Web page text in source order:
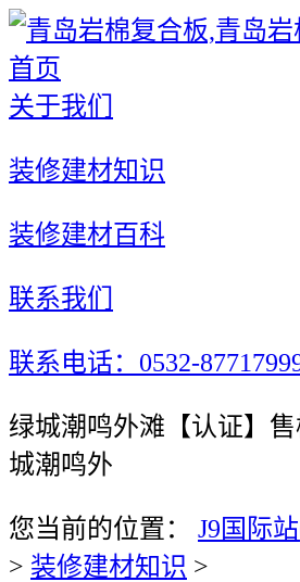
首页
关于我们
装修建材知识
装修建材百科
联系我们
联系电话：0532-
绿城潮鸣外滩【认证】
城潮鸣外
您当前的位置： J9国际
> 装修建材知识 >